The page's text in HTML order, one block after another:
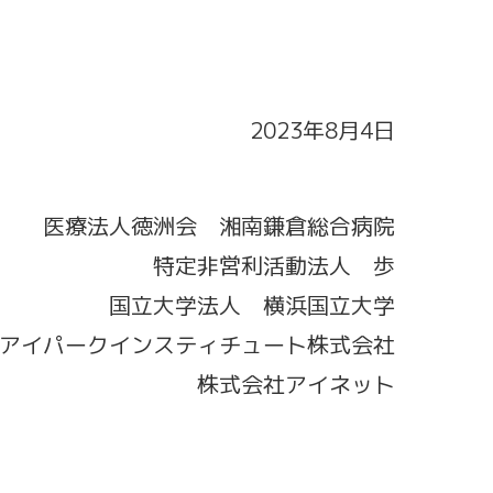
2023年8月4日
医療法人徳洲会 湘南鎌倉総合病院
特定非営利活動法人 歩
国立大学法人 横浜国立大学
アイパークインスティチュート株式会社
株式会社アイネット